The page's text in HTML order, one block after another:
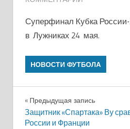
Суперфинал Кубка
в Лужниках 24 мая.
НОВОСТИ ФУТБОЛА
Навигация
по
Предыдущая запись
Защитник «Спартака» Ву
России и Франции